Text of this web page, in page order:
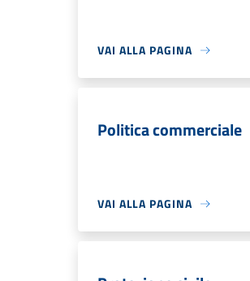
VAI ALLA PAGINA
Politica commerciale
VAI ALLA PAGINA